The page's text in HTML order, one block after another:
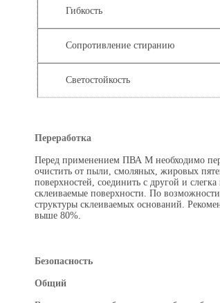
Гибкость
Сопротивление стиранию
Светостойкость
Переработка
Перед применением ПВА М необходимо
очистить от пыли, смоляных, жировых
поверхностей, соединить с другой и
склеиваемые поверхности. По
структуры склеиваемых оснований.
выше 80%.
Безопасность
Общий